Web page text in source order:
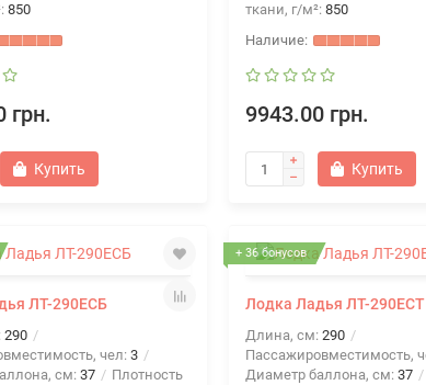
850
грн.
Купить
ткани, г/м²: 850
9943.00 грн.
Купить
ЛТ-290ЕСБ
290
чел: 3
см: 37
Плотность
+ 36 бонусов
Лодка Ладья ЛТ-290ЕСТ
Длина, см: 290
Пассажировместимость,
Диаметр баллона, см: 37